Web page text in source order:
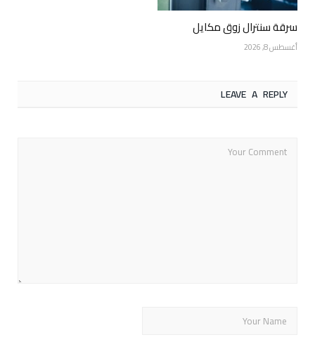
سرقة سنترال زوق مكايل
أغسطس 8, 2026
LEAVE A REPLY